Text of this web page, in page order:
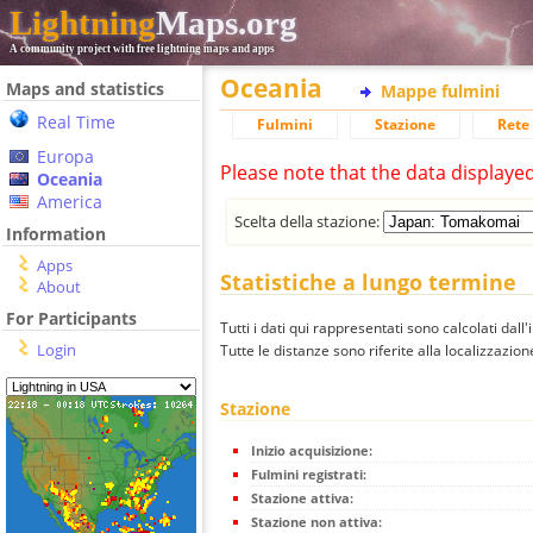
LightningMaps.org
A community project with free lightning maps and apps
Maps and statistics
Real Time
Europa
Oceania
America
Information
Apps
About
For Participants
Login
Oceania Mappe fulmini
Fulmini Stazione
Please note that the data
Scelta della stazione:
Statistiche a lungo termine
Tutti i dati qui rappresentati sono calcolati
Tutte le distanze sono riferite alla
Stazione
Inizio acquisizione:
Fulmini registrati:
Stazione attiva:
Stazione non attiva: